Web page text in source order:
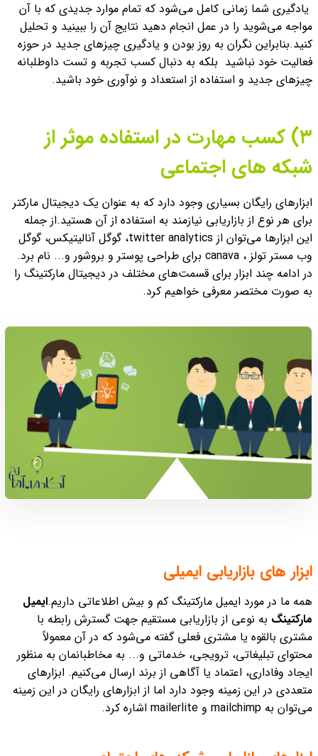
یادگیری شما زمانی کامل می‌شود که تمام موارد جدیدی که با آن
مواجه می‌شوید را در عمل انجام دهید نتایج آن را ببینید و تحلیل
کنید.بنابراین نگران به روز بودن و یادگیری چیزهای جدید در حوزه
فعالیت خود نباشید بلکه به دنبال کسب تجربه و تست داوطلبانه
چیزهای جدید و استفاده از استعداد و نوآوری خود باشید.
۳) کسب مهارت در استفاده موثر از
شبکه های اجتماعی
ابزارهای رایگان بسیاری وجود دارد که به عنوان یک دیجیتال مارکتر
برای هر نوع از بازاریابی نیازمند به استفاده از آن هستید.از جمله
این ابزارها می‌توان از twitter analytics، گوگل آنالیتیکس، گوگل
وب مستر تولز ، canava برای طراحی پوستر و بروشور و... نام برد.
در ادامه چند ابزار برای قسمت‌های مختلف در دیجیتال مارکتینگ را
به صورت مختصر معرفی خواهیم کرد.
ابزار های بازاریابی ایمیلی
همه ما در مورد ایمیل مارکتینگ کم و بیش اطلاعاتی داریم.ایمیل
مارکتینگ به نوعی از بازاریابی مستقیم جهت گسترش رابطه با
مشتری بالقوه یا مشتری فعلی گفته می‌شود که در آن معمولاً
محتوای تبلیغاتی، ترویجی، خدماتی و... به مخاطبانمان به منظور
ایجاد وفاداری، اعتماد یا آگاهی از برند ارسال می‌کنیم. ابزارهای
متعددی در این زمینه وجود دارد اما از ابزارهای رایگان در این زمینه
می‌توان به mailchimp و mailerlite اشاره کرد.